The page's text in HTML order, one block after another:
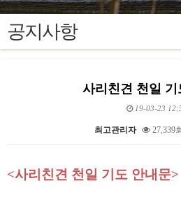
공지사항
사리친견 천일 기
19-03-23
최고관리자 27,339회
<사리친견 천일 기도 안내문>